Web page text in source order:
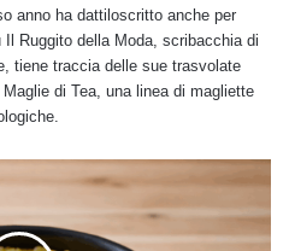
anno ha dattiloscritto anche per
Ruggito della Moda, scribacchia di
tiene traccia delle sue trasvolate
di Tea, una linea di magliette